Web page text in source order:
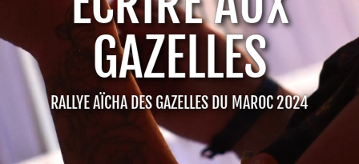
GAZELLES
RALLYE AÏCHA DES GAZELLES DU MAROC 2024